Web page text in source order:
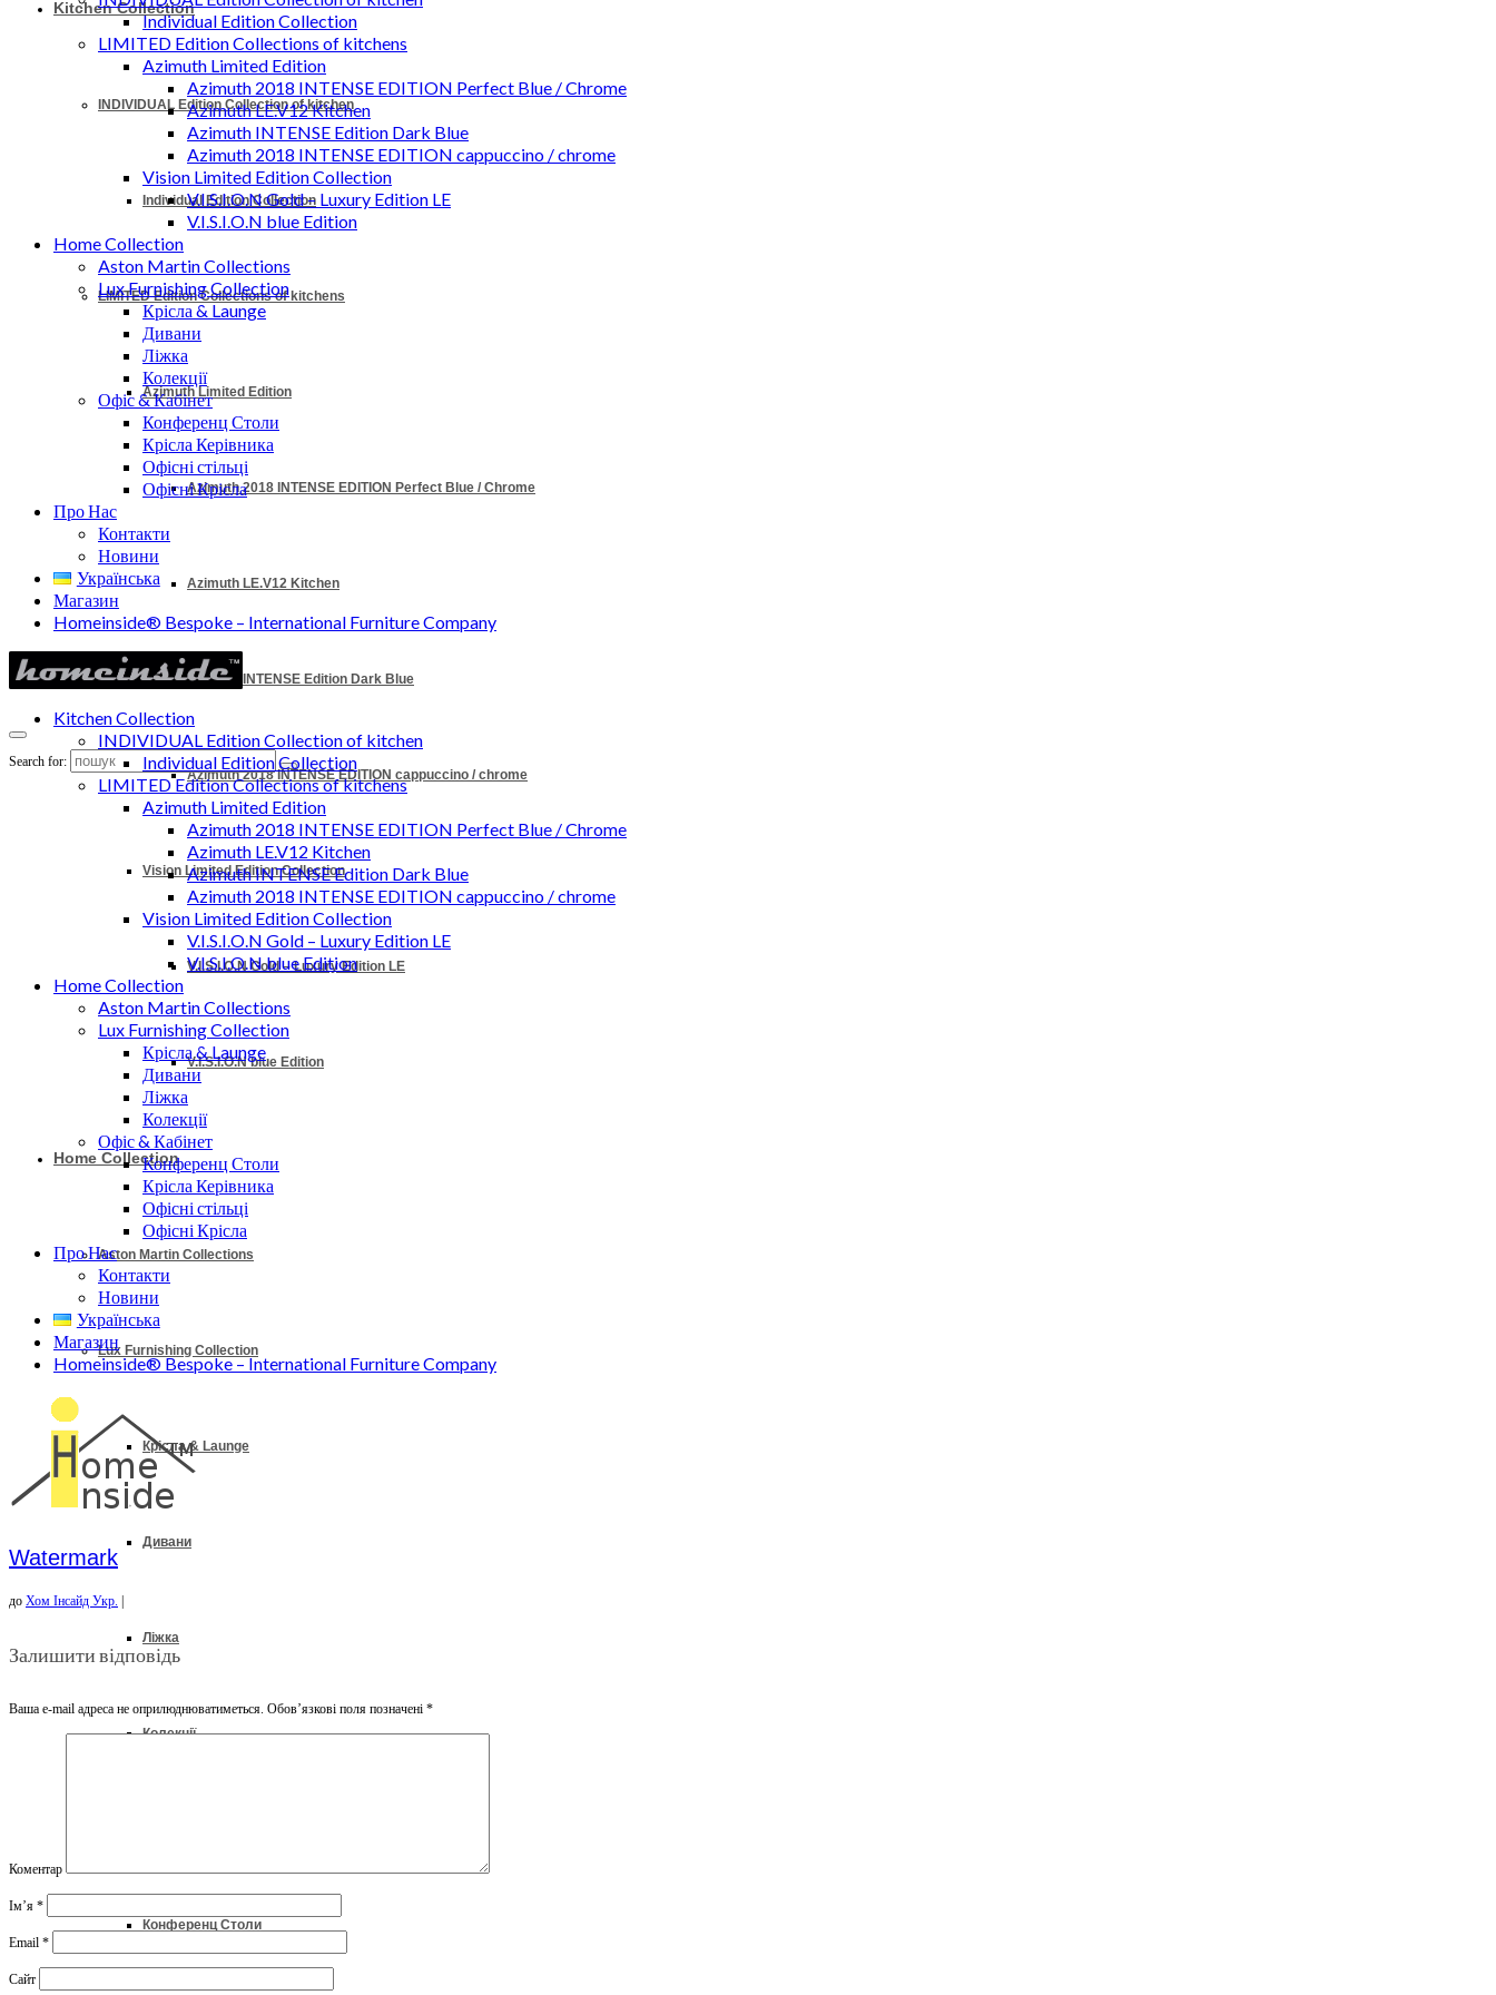
Kitchen Collection
INDIVIDUAL Edition Collection of kitchen
Individual Edition Collection
LIMITED Edition Collections of kitchens
Azimuth Limited Edition
Azimuth 2018 INTENSE EDITION Perfect Blue / Chrome
Azimuth LE.V12 Kitchen
Azimuth INTENSE Edition Dark Blue
Azimuth 2018 INTENSE EDITION cappuccino / chrome
Vision Limited Edition Collection
V.I.S.I.O.N Gold – Luxury Edition LE
V.I.S.I.O.N blue Edition
Home Collection
Aston Martin Collections
Lux Furnishing Collection
Крісла & Launge
Дивани
Ліжка
Колекції
Конференц Столи
Individual Edition Collection
LIMITED Edition Collections of kitchens
Azimuth Limited Edition
Azimuth 2018 INTENSE EDITION Perfect Blue / Chrome
Azimuth LE.V12 Kitchen
Azimuth INTENSE Edition Dark Blue
Azimuth 2018 INTENSE EDITION cappuccino / chrome
Vision Limited Edition Collection
V.I.S.I.O.N Gold – Luxury Edition LE
V.I.S.I.O.N blue Edition
Home Collection
Aston Martin Collections
Lux Furnishing Collection
Крісла & Launge
Дивани
Ліжка
Колекції
Офіс & Кабінет
Конференц Столи
Крісла Керівника
Офісні стільці
Офісні Крісла
Про Нас
Контакти
Новини
Українська
Магазин
Homeinside® Bespoke – International Furniture Company
Search for:
Kitchen Collection
INDIVIDUAL Edition Collection of kitchen
Individual Edition Collection
LIMITED Edition Collections of kitchens
Azimuth Limited Edition
Azimuth 2018 INTENSE EDITION Perfect Blue / Chrome
Azimuth LE.V12 Kitchen
Azimuth INTENSE Edition Dark Blue
Azimuth 2018 INTENSE EDITION cappuccino / chrome
Vision Limited Edition Collection
V.I.S.I.O.N Gold – Luxury Edition LE
V.I.S.I.O.N blue Edition
Home Collection
Aston Martin Collections
Lux Furnishing Collection
Крісла & Launge
Дивани
Ліжка
Колекції
Офіс & Кабінет
Конференц Столи
Крісла Керівника
Офісні стільці
Офісні Крісла
Про Нас
Контакти
Новини
Українська
Магазин
Homeinside® Bespoke – International Furniture Company
Watermark
до Хом Інсайд Укр.
Залишити відповідь
Ваша e-mail адреса не оприлюднюватиметься. Обов’язкові поля позначені *
Коментар
Ім’я *
Email *
Сайт